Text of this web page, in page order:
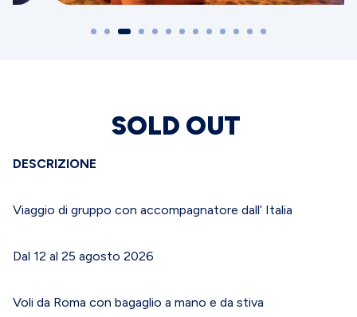
SOLD OUT
DESCRIZIONE
Viaggio di gruppo con accompagnatore dall’ Italia
Dal 12 al 25 agosto 2026
Voli da Roma con bagaglio a mano e da stiva